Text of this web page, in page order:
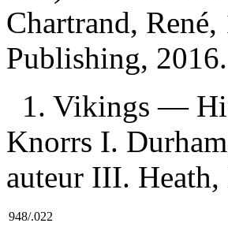
Chartrand,
Publishing,
1. Vikings —
Knorrs I.
auteur III.
948/.022